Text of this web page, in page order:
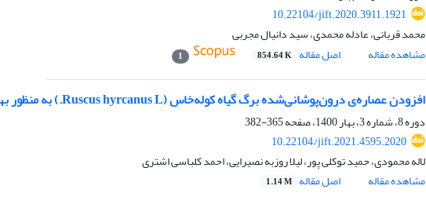
10.22104/jift.2020.3911.1921
محمد قربانی، عادله محمدی، سید دانیال مجربی
مشاهده مقاله
اصل مقاله 854.64 K
1
افزودن عصاره‌ی درون‌پوشانی‌شده برگ گیاه کوله‌خاس (Ruscus hyrcanus L.) به منظور بهبود زمان ماندگاری کیک روغنی
دوره 8، شماره 3، بهار 1400، صفحه
365-382
10.22104/jift.2021.4595.2020
لاله محمودی، حمید توکلی پور، لیلا روزبه نصیرایی، احمد کلباسی اشتری
مشاهده مقاله
اصل مقاله 1.14 M